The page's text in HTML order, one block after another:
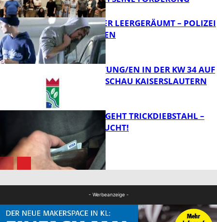
FB News
FB News
TRANSPORTER LEERGERÄUMT – POLIZEI
SUCHT ZEUGEN
FB Kultur
VERANSTALTUNG/EN IN DER KW 34 AUF
DER GARTENSCHAU KAISERSLAUTERN
PÄRCHEN BEGEHT TRICKDIEBSTAHL –
ZEUGEN GESUCHT!
- Werbeanzeige -